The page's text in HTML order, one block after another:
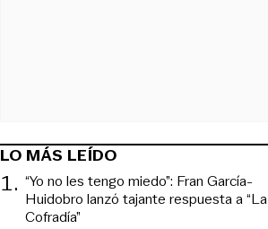
LO MÁS LEÍDO
1. “Yo no les tengo miedo”: Fran García-
Huidobro lanzó tajante respuesta a “La
Cofradía”